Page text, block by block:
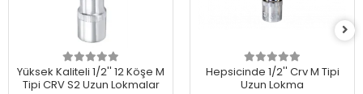
Yüksek Kaliteli 1/2'' 12 Köşe M
Tipi CRV S2 Uzun Lokmalar
Hepsicinde 1/2'' Crv M Tipi
Uzun Lokma